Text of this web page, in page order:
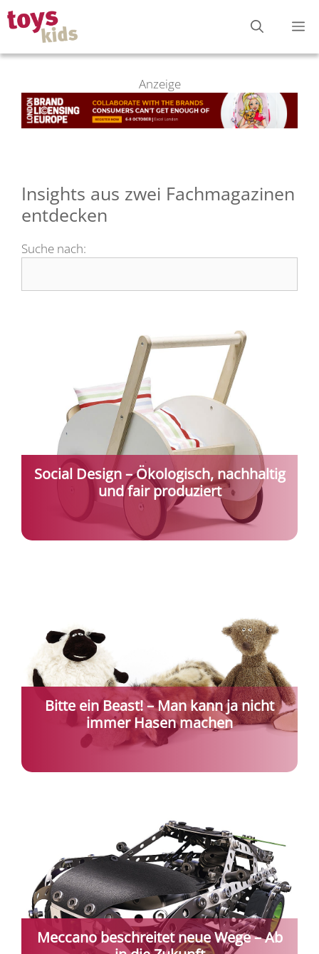
Zum
Inhalt
springen
Anzeige
Insights aus zwei Fachmagazinen
entdecken
Suche nach:
Social Design – Ökologisch, nachhaltig
und fair produziert
Bitte ein Beast! – Man kann ja nicht
immer Hasen machen
Meccano beschreitet neue Wege – Ab